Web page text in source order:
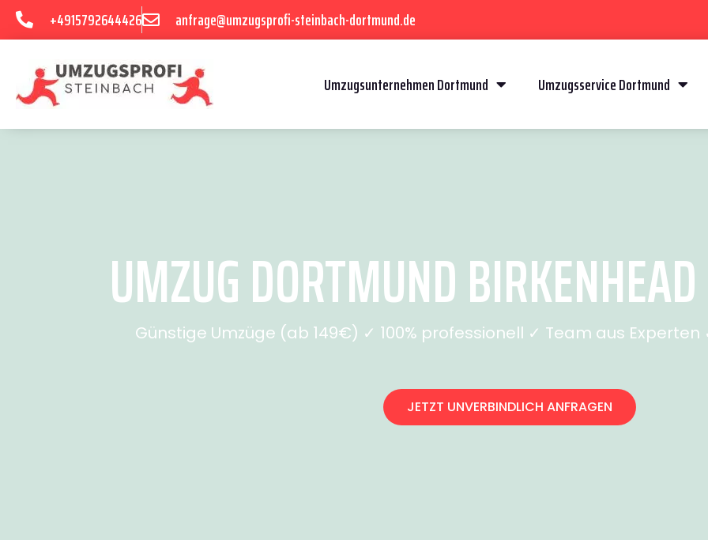
+4915792644426 anfrage@umzugsprofi-steinbach-dortmund.de
Umzugsunternehmen Dortmund Umzugsservice Dortmund
UMZUG DORTMUND
Günstige Umzüge (ab 149€) ✓ 100% professionell ✓ Team aus
JETZT UNVERBINDLICH ANFRAGEN